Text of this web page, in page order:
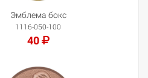
Эмблема бокс
1116-050-100
40
Добавить в корзину